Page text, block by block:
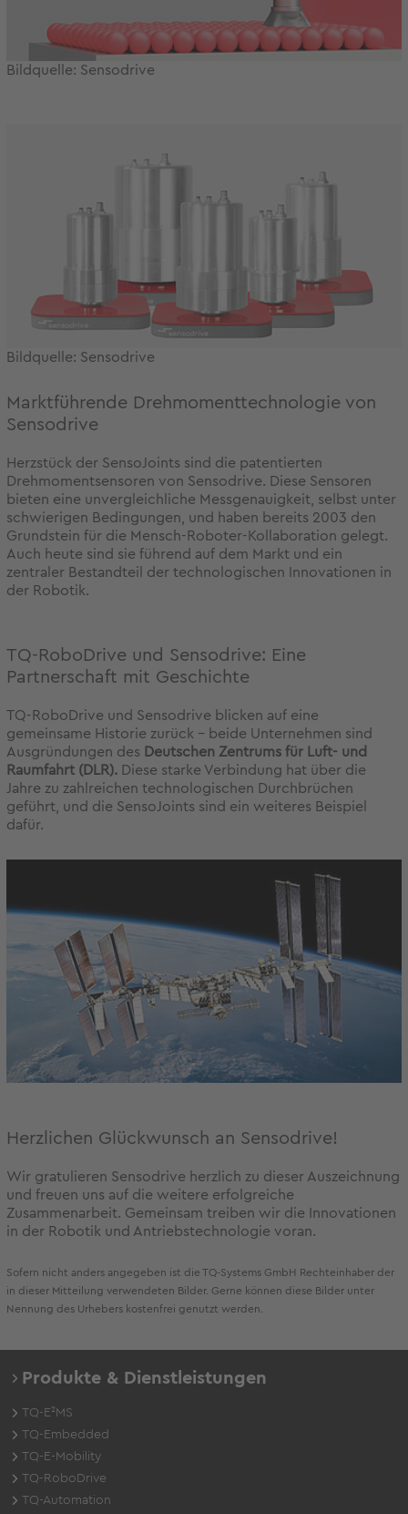
Bildquelle: Sensodrive
Bildquelle: Sensodrive
Marktführende Drehmomenttechnologie von
Sensodrive
Herzstück der SensoJoints sind die patentierten
Drehmomentsensoren von Sensodrive. Diese Sensoren
bieten eine unvergleichliche Messgenauigkeit, selbst unter
schwierigen Bedingungen, und haben bereits 2003 den
Grundstein für die Mensch-Roboter-Kollaboration gelegt.
Auch heute sind sie führend auf dem Markt und ein
zentraler Bestandteil der technologischen Innovationen in
der Robotik.
TQ-RoboDrive und Sensodrive: Eine
Partnerschaft mit Geschichte
TQ-RoboDrive und Sensodrive blicken auf eine
gemeinsame Historie zurück – beide Unternehmen sind
Ausgründungen des Deutschen Zentrums für Luft- und
Raumfahrt (DLR). Diese starke Verbindung hat über die
Jahre zu zahlreichen technologischen Durchbrüchen
geführt, und die SensoJoints sind ein weiteres Beispiel
dafür.
Herzlichen Glückwunsch an Sensodrive!
Wir gratulieren Sensodrive herzlich zu dieser Auszeichnung
und freuen uns auf die weitere erfolgreiche
Zusammenarbeit. Gemeinsam treiben wir die Innovationen
in der Robotik und Antriebstechnologie voran.
Sofern nicht anders angegeben ist die TQ-Systems GmbH Rechteinhaber der
in dieser Mitteilung verwendeten Bilder. Gerne können diese Bilder unter
Nennung des Urhebers kostenfrei genutzt werden.
Produkte & Dienstleistungen
TQ-E²MS
TQ-Embedded
TQ-E-Mobility
TQ-RoboDrive
TQ-Automation